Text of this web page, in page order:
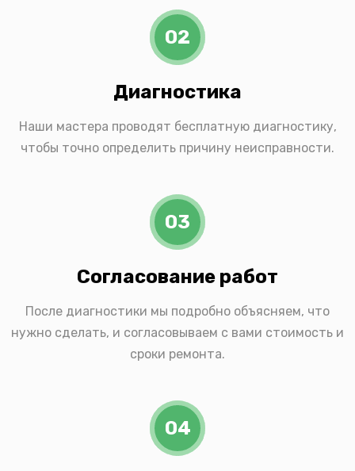
02
Диагностика
Наши мастера проводят бесплатную диагностику,
чтобы точно определить причину неисправности.
03
Согласование работ
После диагностики мы подробно объясняем, что
нужно сделать, и согласовываем с вами стоимость и
сроки ремонта.
04